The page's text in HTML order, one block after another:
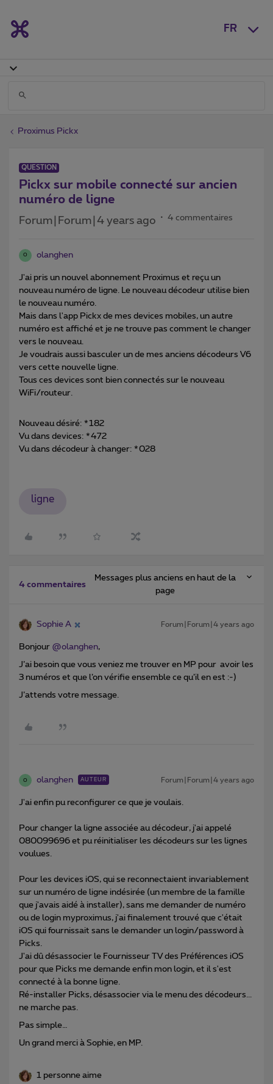
FR
Proximus Pickx
QUESTION
Pickx sur mobile connecté sur ancien
numéro de ligne
Forum|Forum|4 years ago 4 commentaires
O olanghen
J'ai pris un nouvel abonnement Proximus et reçu un
nouveau numéro de ligne. Le nouveau décodeur utilise bien
le nouveau numéro.
Mais dans l'app Pickx de mes devices mobiles, un autre
numéro est affiché et je ne trouve pas comment le changer
vers le nouveau.
Je voudrais aussi basculer un de mes anciens décodeurs V6
vers cette nouvelle ligne.
Tous ces devices sont bien connectés sur le nouveau
WiFi/routeur.
Nouveau désiré: *182
Vu dans devices: *472
Vu dans décodeur à changer: *028
ligne
4 commentaires
Messages plus anciens en haut de la
page
Sophie A Forum|Forum|4 years ago
Bonjour @olanghen,
J’ai besoin que vous veniez me trouver en MP pour avoir les
3 numéros et que l’on vérifie ensemble ce qu’il en est :-)
J’attends votre message.
O olanghen AUTEUR Forum|Forum|4 years ago
J'ai enfin pu reconfigurer ce que je voulais.
Pour changer la ligne associée au décodeur, j'ai appelé
080099696 et pu réinitialiser les décodeurs sur les lignes
voulues.
Pour les devices iOS, qui se reconnectaient invariablement
sur un numéro de ligne indésirée (un membre de la famille
que j'avais aidé à installer), sans me demander de numéro
ou de login myproximus, j'ai finalement trouvé que c'était
iOS qui fournissait sans le demander un login/password à
Picks.
J'ai dû désassocier le Fournisseur TV des Préférences iOS
pour que Picks me demande enfin mon login, et il s'est
connecté à la bonne ligne.
Ré-installer Picks, désassocier via le menu des décodeurs...
ne marche pas.
Pas simple…
Un grand merci à Sophie, en MP.
1 personne aime